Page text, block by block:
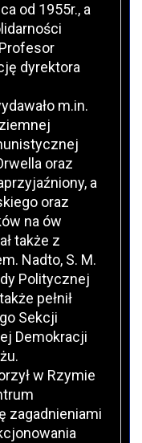
od 1955r., a
dyrektora
m.in.
oraz
a
oraz
na ów
także z
Nadto, S. M.
Politycznej
pełnił
Sekcji
Demokracji
w Rzymie
zagadnieniami